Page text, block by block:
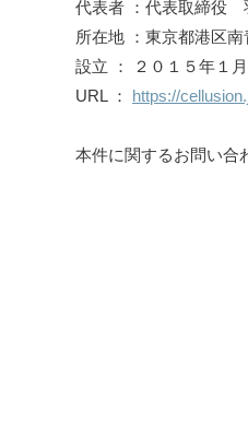
代表者 ：代表取締役
所在地 ：東京都港区
設立 ： ２０１５年１月
URL ： https://
本件に関するお問い合